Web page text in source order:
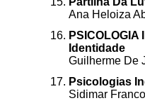
Ana Heloiza
PSICOLOGIA
Identidade
Guilherme De
Psicologias
Sidimar